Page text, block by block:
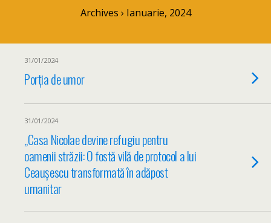
Archives › Ianuarie, 2024
31/01/2024
Porția de umor
31/01/2024
„Casa Nicolae devine refugiu pentru
oamenii străzii: O fostă vilă de protocol a lui
Ceaușescu transformată în adăpost
umanitar